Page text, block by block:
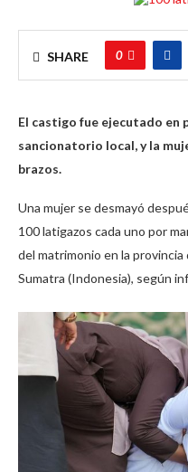
SHARE 0
El castigo fue ejecutado en
sancionatorio local, y la
brazos.
Una mujer se desmayó
100 latigazos cada uno por
del matrimonio en la
Sumatra (Indonesia), según